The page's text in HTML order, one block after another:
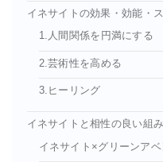
イネサイトの効果・効能・
1.人間関係を円満にする
2.芸術性を高める
3.ヒーリング
イネサイトと相性の良い組
イネサイト×グリーンア